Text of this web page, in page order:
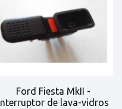
Ford Fiesta MkII -
Interruptor de lava-vidros